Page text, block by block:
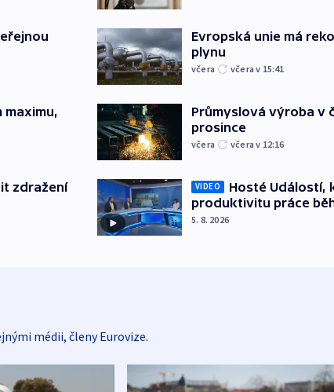
zdražení
Evropská unie má
plynu
včera včera v 15:41
Průmyslová výroba v
prosince
včera včera v 12:16
VIDEO
Hosté Událostí,
produktivitu práce
5. 8. 2026
médii, členy Eurovize.